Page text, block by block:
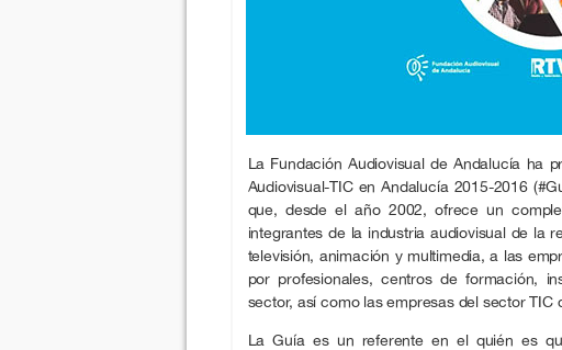
La Fundación Audiovisual de Andalucía ha
Audiovisual-TIC en Andalucía 2015-2016
que, desde el año 2002, ofrece un
integrantes de la industria audiovisual de la
televisión, animación y multimedia, a las
por profesionales, centros de formación,
sector, así como las empresas del sector TIC
La Guía es un referente en el quién es